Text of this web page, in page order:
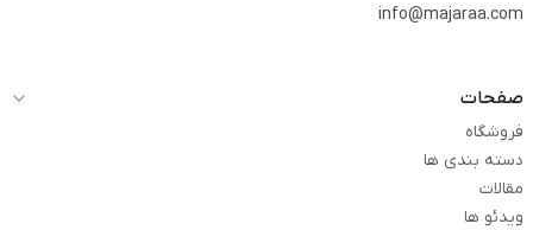
info@majaraa.com
صفحات
فروشگاه
دسته بندی ها
مقالات
ویدئو ها